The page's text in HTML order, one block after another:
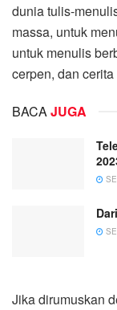
dunia tulis-
massa, untuk
untuk menulis
cerpen, dan cerita
BACAJUGA
Jika dirumuskan